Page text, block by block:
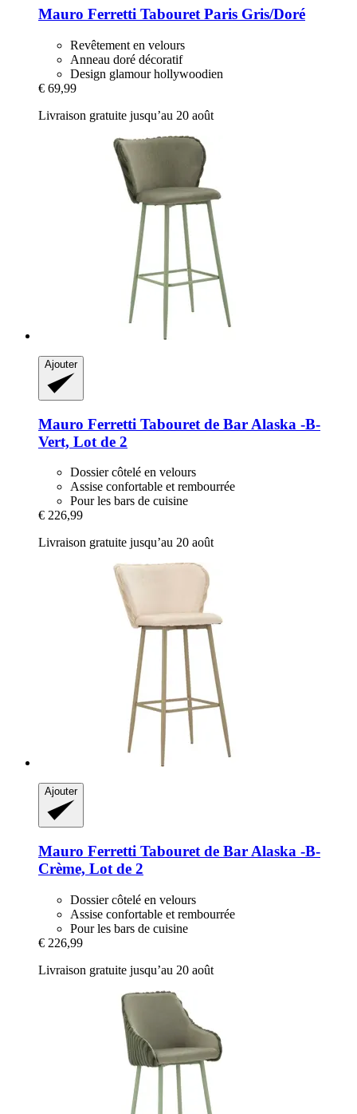
Mauro Ferretti Tabouret Paris Gris/Doré
Revêtement en velours
Anneau doré décoratif
Design glamour hollywoodien
€ 69,99
Livraison gratuite jusqu’au 20 août
Ajouter
Mauro Ferretti Tabouret de Bar Alaska -​B-​
Vert, Lot de 2
Dossier côtelé en velours
Assise confortable et rembourrée
Pour les bars de cuisine
€ 226,99
Livraison gratuite jusqu’au 20 août
Ajouter
Mauro Ferretti Tabouret de Bar Alaska -​B-​
Crème, Lot de 2
Dossier côtelé en velours
Assise confortable et rembourrée
Pour les bars de cuisine
€ 226,99
Livraison gratuite jusqu’au 20 août